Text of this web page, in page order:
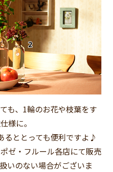
も、1輪のお花や枝葉をす
様に。
るととっても便利ですよ♪
ゼ・フルール各店にて販売
いのない場合がございま